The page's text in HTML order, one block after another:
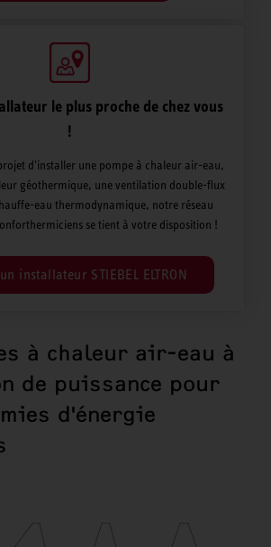
le plus proche de chez vous
!
d'installer une pompe à chaleur air-eau,
géothermique, une ventilation double-flux
eau thermodynamique, notre réseau
se tient à votre disposition !
installateur STIEBEL ELTRON
à chaleur air-eau à
de puissance pour
d'énergie